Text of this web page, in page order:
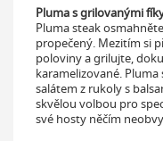
Pluma s grilovanými
Pluma steak
propečený. Mezitím si
poloviny a grilujte,
karamelizované.
salátem z rukoly s
skvělou volbou pro
své hosty něčím